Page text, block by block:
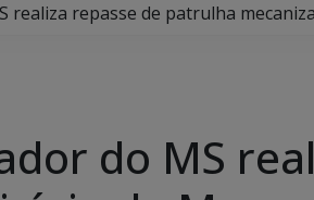
realiza repasse de patrulha
do MS